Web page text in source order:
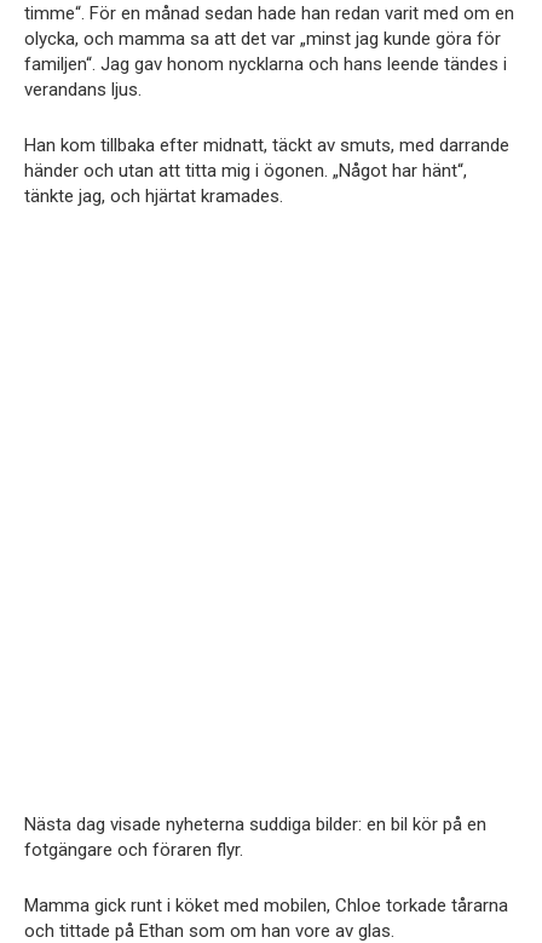
timme“. För en månad sedan hade han redan varit med om en
olycka, och mamma sa att det var „minst jag kunde göra för
familjen“. Jag gav honom nycklarna och hans leende tändes i
verandans ljus.
Han kom tillbaka efter midnatt, täckt av smuts, med darrande
händer och utan att titta mig i ögonen. „Något har hänt“,
tänkte jag, och hjärtat kramades.
Nästa dag visade nyheterna suddiga bilder: en bil kör på en
fotgängare och föraren flyr.
Mamma gick runt i köket med mobilen, Chloe torkade tårarna
och tittade på Ethan som om han vore av glas.